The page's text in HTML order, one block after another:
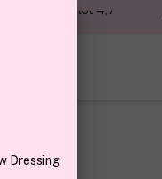
– Trustpilot 4,7
Dressing